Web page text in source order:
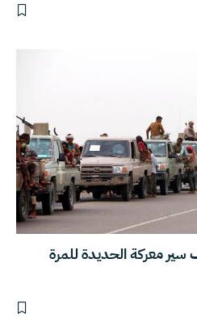
معركة الحديدة للمرة